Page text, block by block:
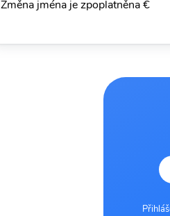
Změna jména je zpoplatněna €